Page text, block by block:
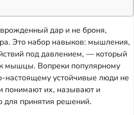
дар и не броня,
Это набор навыков: мышления,
под давлением, — который
мышцы. Вопреки популярному
настоящему устойчивые люди не
понимают их, называют и
для принятия решений.